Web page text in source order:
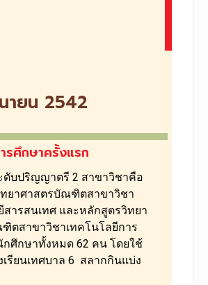
ายน 2542
รศึกษาครั้งแรก
ดับปริญญาตรี 2 สาขาวิชาคือ
ยาศาสตรบัณฑิตสาขาวิชา
สารสนเทศ และหลักสูตรวิทยา
ตสาขาวิชาเทคโนโลยีการ
กศึกษาทั้งหมด 62 คน โดยใช้
เรียนเทศบาล 6 สลากกินแบ่ง